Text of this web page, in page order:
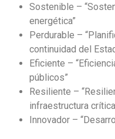
Sostenible –
energética”
Perdurable –
continuidad del
Eficiente –
públicos”
Resiliente –
infraestructura
Innovador –